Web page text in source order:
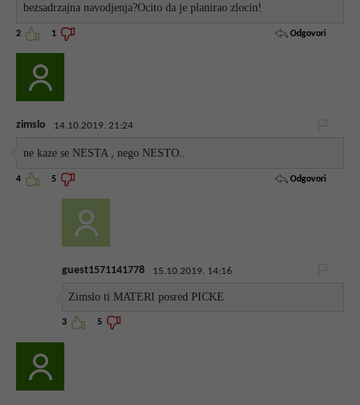
bezsadrzajna navodjenja?Ocito da je planirao zlocin!
2 1 Odgovori
zimslo 14.10.2019. 21:24
ne kaze se NESTA , nego NESTO..
4 5 Odgovori
guest1571141778 15.10.2019. 14:16
Zimslo ti MATERI posred PICKE
3 5